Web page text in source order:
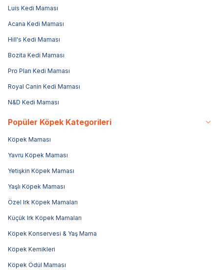
Luis Kedi Maması
Acana Kedi Maması
Hill's Kedi Maması
Bozita Kedi Maması
Pro Plan Kedi Maması
Royal Canin Kedi Maması
N&D Kedi Maması
Popüler Köpek Kategorileri
Köpek Maması
Yavru Köpek Maması
Yetişkin Köpek Maması
Yaşlı Köpek Maması
Özel Irk Köpek Mamaları
Küçük Irk Köpek Mamaları
Köpek Konservesi & Yaş Mama
Köpek Kemikleri
Köpek Ödül Maması